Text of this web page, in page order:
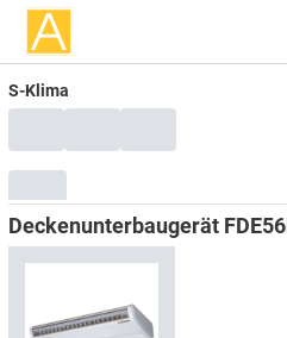
S-Klima
Deckenunterbaugerät